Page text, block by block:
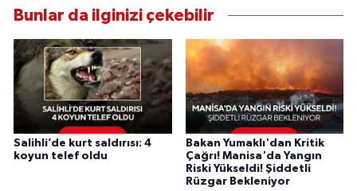
Bunlar da ilginizi çekebilir
Salihli’de kurt saldırısı: 4
koyun telef oldu
Bakan Yumaklı'dan Kritik
Çağrı! Manisa'da Yangın
Riski Yükseldi! Şiddetli
Rüzgar Bekleniyor